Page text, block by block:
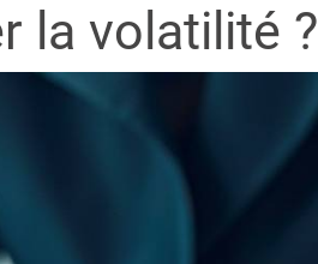
la volatilité ?